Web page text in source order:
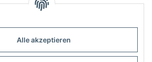
Alle akzeptieren